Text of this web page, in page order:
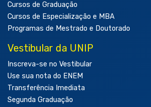
Cursos de Graduação
Cursos de Especialização e MBA
Programas de Mestrado e Doutorado
Vestibular da UNIP
Inscreva-se no Vestibular
Use sua nota do ENEM
Transferência Imediata
Segunda Graduação